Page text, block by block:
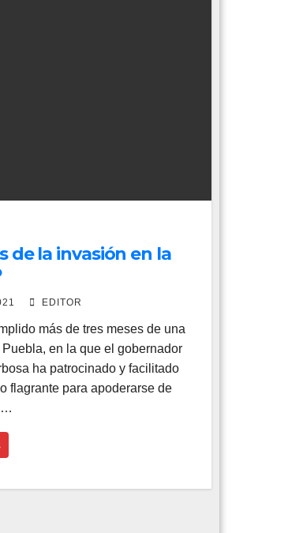
de la invasión en la
EDITOR
más de tres meses de una
en la que el gobernador
ha patrocinado y facilitado
flagrante para apoderarse de